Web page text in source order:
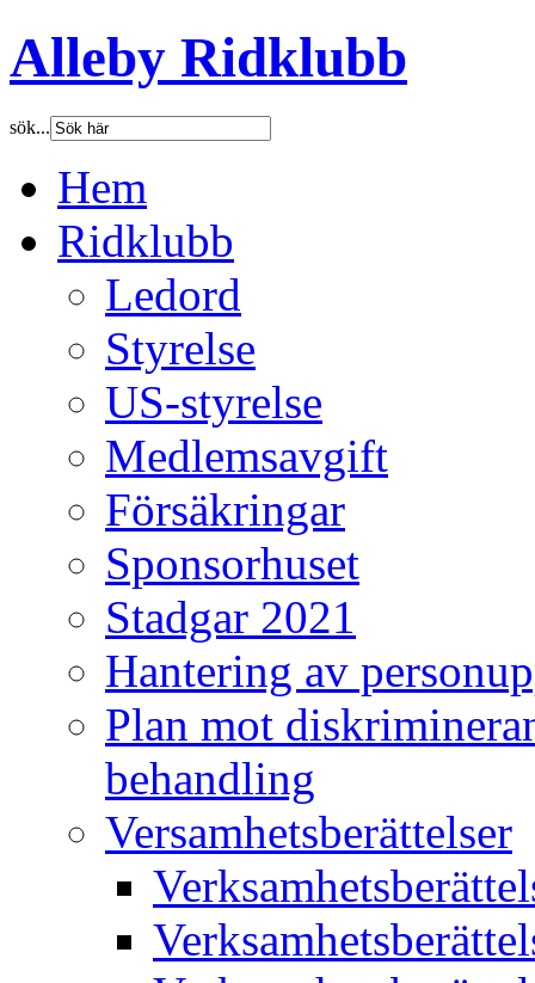
Alleby Ridklubb
sök...
Hem
Ridklubb
Ledord
Styrelse
US-styrelse
Medlemsavgift
Försäkringar
Sponsorhuset
Stadgar 2021
Hantering av
Plan mot
behandling
Versamhetsberättelser